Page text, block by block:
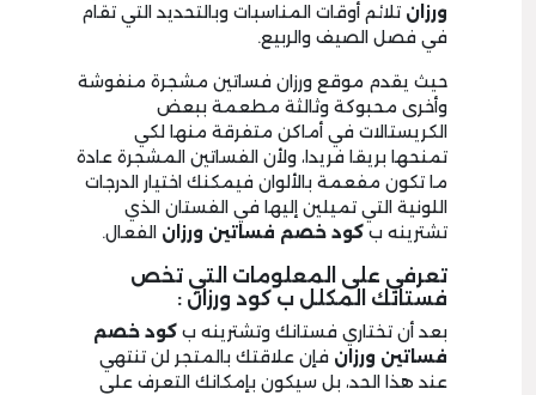
ورزان تلائم أوقات المناسبات وبالتحديد التي تقام
في فصل الصيف والربيع.
حيث يقدم موقع ورزان فساتين مشجرة منفوشة
وأخرى محبوكة وثالثة مطعمة ببعض
الكريستالات في أماكن متفرقة منها لكي
تمنحها بريقا فريدا، ولأن الفساتين المشجرة عادة
ما تكون مفعمة بالألوان فيمكنك اختيار الدرجات
اللونية التي تميلين إليها في الفستان الذي
تشترينه ب كود خصم فساتين ورزان الفعال.
تعرفي على المعلومات التي تخص
فستانك المكلل ب كود ورزان :
بعد أن تختاري فستانك وتشترينه ب كود خصم
فساتين ورزان فإن علاقتك بالمتجر لن تنتهي
عند هذا الحد، بل سيكون بإمكانك التعرف على